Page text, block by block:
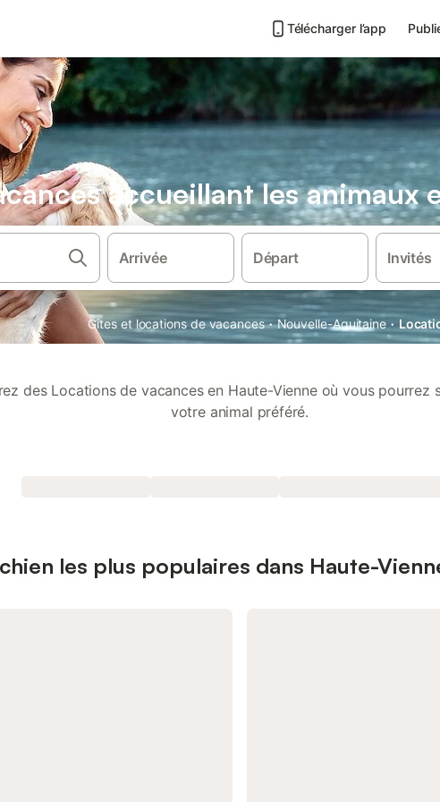
Télécharger l’app
accueillant les animaux
Arrivée Départ Invités
Gîtes et locations de vacances · Nouvelle-Aquitaine ·
des Locations de vacances en Haute-Vienne où vous pourrez
votre animal préféré.
les plus populaires dans Haute-